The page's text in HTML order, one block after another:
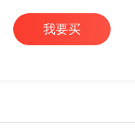
+行测高频考点 6本
我要买